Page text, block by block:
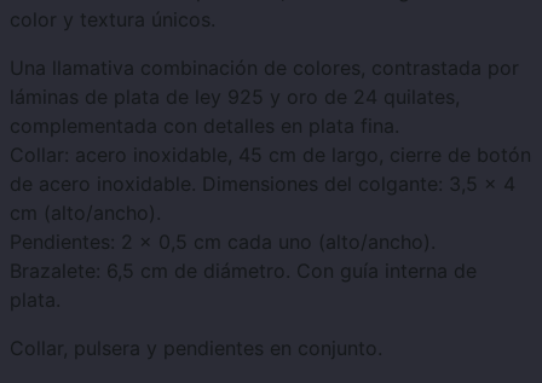
color y textura únicos.
Una llamativa combinación de colores, contrastada por
láminas de plata de ley 925 y oro de 24 quilates,
complementada con detalles en plata fina.
Collar: acero inoxidable, 45 cm de largo, cierre de botón
de acero inoxidable. Dimensiones del colgante: 3,5 x 4
cm (alto/ancho).
Pendientes: 2 x 0,5 cm cada uno (alto/ancho).
Brazalete: 6,5 cm de diámetro. Con guía interna de
plata.
Collar, pulsera y pendientes en conjunto.